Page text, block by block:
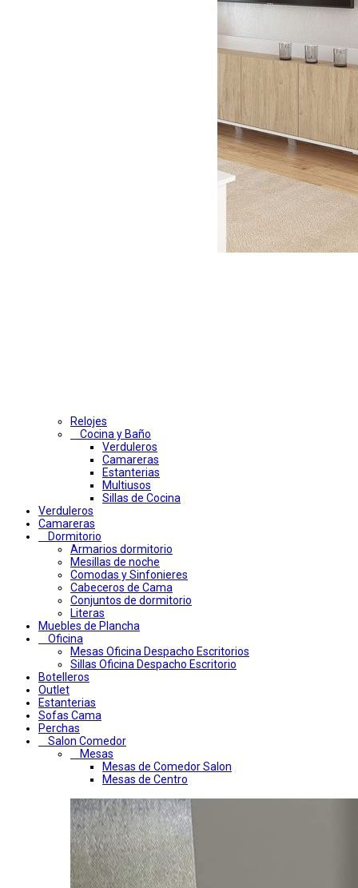
Relojes
Cocina y Baño
Verduleros
Camareras
Estanterias
Multiusos
Sillas de Cocina
Verduleros
Camareras
Dormitorio
Armarios dormitorio
Mesillas de noche
Comodas y Sinfonieres
Cabeceros de Cama
Conjuntos de dormitorio
Literas
Muebles de Plancha
Oficina
Mesas Oficina Despacho Escritorios
Sillas Oficina Despacho Escritorio
Botelleros
Outlet
Estanterias
Sofas Cama
Perchas
Salon Comedor
Mesas
Mesas de Comedor Salon
Mesas de Centro